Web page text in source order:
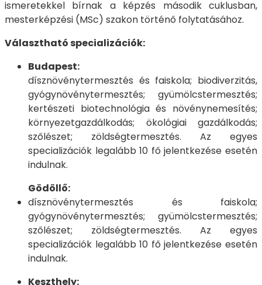
ismeretekkel bírnak a képzés második cuklusban,
mesterképzési (MSc) szakon történő folytatásához.
Választható specializációk:
Budapest:
dísznövénytermesztés és faiskola; biodiverzitás,
gyógynövénytermesztés; gyümölcstermesztés;
kertészeti biotechnológia és növénynemesítés;
környezetgazdálkodás; ökológiai gazdálkodás;
szőlészet; zöldségtermesztés. Az egyes
specializációk legalább 10 fő jelentkezése esetén
indulnak.
Gödöllő:
dísznövénytermesztés és faiskola;
gyógynövénytermesztés; gyümölcstermesztés;
szőlészet; zöldségtermesztés. Az egyes
specializációk legalább 10 fő jelentkezése esetén
indulnak.
Keszthely: